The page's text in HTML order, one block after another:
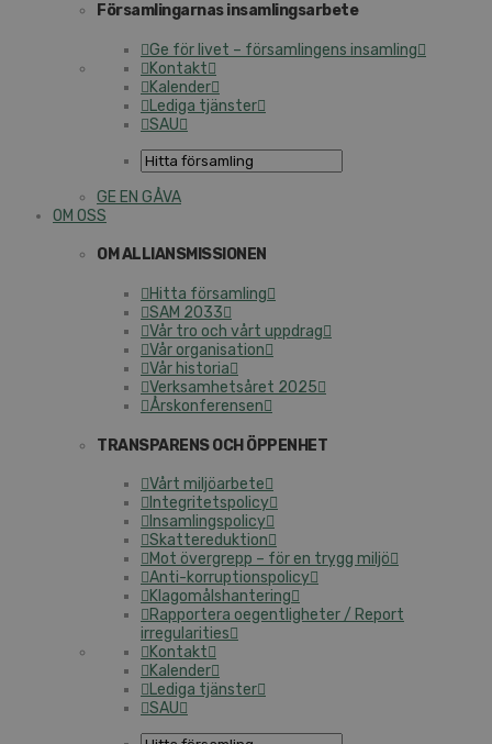
Församlingarnas insamlingsarbete
Ge för livet – församlingens insamling
Kontakt
Kalender
Lediga tjänster
SAU
GE EN GÅVA
OM OSS
OM ALLIANSMISSIONEN
Hitta församling
SAM 2033
Vår tro och vårt uppdrag
Vår organisation
Vår historia
Verksamhetsåret 2025
Årskonferensen
TRANSPARENS OCH ÖPPENHET
Vårt miljöarbete
Integritetspolicy
Insamlingspolicy
Skattereduktion
Mot övergrepp – för en trygg miljö
Anti-korruptionspolicy
Klagomålshantering
Rapportera oegentligheter / Report
irregularities
Kontakt
Kalender
Lediga tjänster
SAU